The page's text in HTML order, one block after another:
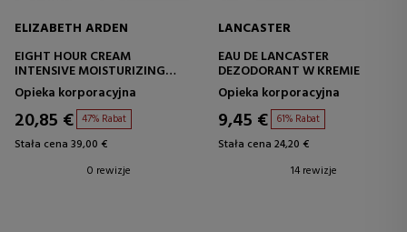
ELIZABETH ARDEN
EIGHT HOUR CREAM
INTENSIVE MOISTURIZING
BODY TREATMENT
Opieka korporacyjna
20,85 € 47% Rabat
Stała cena 39,00 €
0 rewizje
LANCASTER
EAU DE LANCASTER
DEZODORANT W KREMIE
Opieka korporacyjna
9,45 € 61% Rabat
Stała cena 24,20 €
14 rewizje